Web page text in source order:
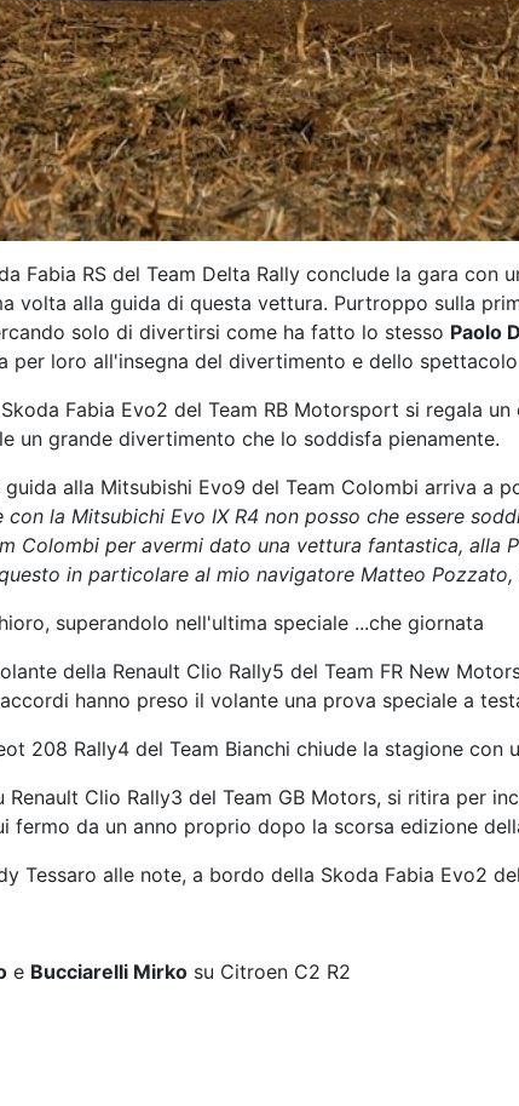
Fabia RS del Team Delta Rally conclude la gara con
volta alla guida di questa vettura. Purtroppo sulla
solo di divertirsi come ha fatto lo stesso Paolo
per loro all'insegna del divertimento e dello
Fabia Evo2 del Team RB Motorsport si regala
un grande divertimento che lo soddisfa pienamente.
alla Mitsubishi Evo9 del Team Colombi arriva a
la Mitsubichi Evo IX R4 non posso che essere
Colombi per avermi dato una vettura fantastica,
in particolare al mio navigatore Matteo Pozzato,
superandolo nell'ultima speciale ...che giornata
della Renault Clio Rally5 del Team FR New
hanno preso il volante una prova speciale a
208 Rally4 del Team Bianchi chiude la stagione con
Clio Rally3 del Team GB Motors, si ritira per
da un anno proprio dopo la scorsa edizione
Tessaro alle note, a bordo della Skoda Fabia Evo2
e Bucciarelli Mirko su Citroen C2 R2